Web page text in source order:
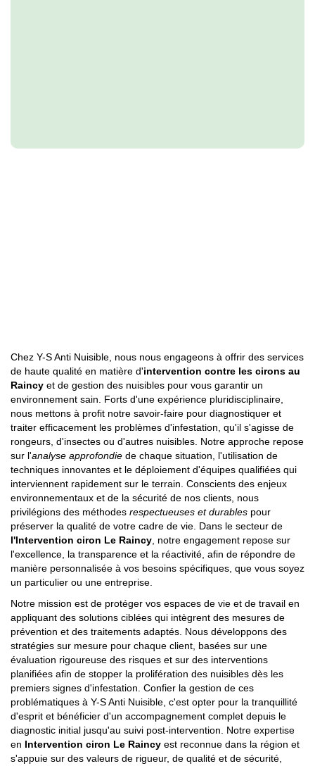
Chez Y-S Anti Nuisible, nous nous engageons à offrir des services
de haute qualité en matière d'intervention contre les cirons au
Raincy et de gestion des nuisibles pour vous garantir un
environnement sain. Forts d'une expérience pluridisciplinaire,
nous mettons à profit notre savoir-faire pour diagnostiquer et
traiter efficacement les problèmes d'infestation, qu'il s'agisse de
rongeurs, d'insectes ou d'autres nuisibles. Notre approche repose
sur l'analyse approfondie de chaque situation, l'utilisation de
techniques innovantes et le déploiement d'équipes qualifiées qui
interviennent rapidement sur le terrain. Conscients des enjeux
environnementaux et de la sécurité de nos clients, nous
privilégions des méthodes respectueuses et durables pour
préserver la qualité de votre cadre de vie. Dans le secteur de
l'Intervention ciron Le Raincy, notre engagement repose sur
l'excellence, la transparence et la réactivité, afin de répondre de
manière personnalisée à vos besoins spécifiques, que vous soyez
un particulier ou une entreprise.
Notre mission est de protéger vos espaces de vie et de travail en
appliquant des solutions ciblées qui intègrent des mesures de
prévention et des traitements adaptés. Nous développons des
stratégies sur mesure pour chaque client, basées sur une
évaluation rigoureuse des risques et sur des interventions
planifiées afin de stopper la prolifération des nuisibles dès les
premiers signes d'infestation. Confier la gestion de ces
problématiques à Y-S Anti Nuisible, c'est opter pour la tranquillité
d'esprit et bénéficier d'un accompagnement complet depuis le
diagnostic initial jusqu'au suivi post-intervention. Notre expertise
en Intervention ciron Le Raincy est reconnue dans la région et
s'appuie sur des valeurs de rigueur, de qualité et de sécurité,